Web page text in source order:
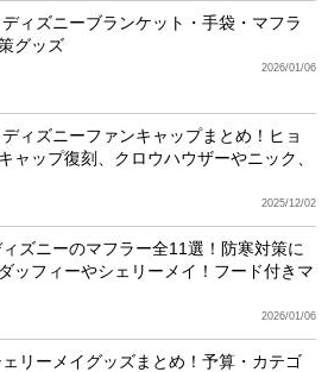
ディズニーブランケット・手袋・マフラ
グッズ
2026/01/06
ディズニーファンキャップまとめ！ヒョ
ャップ復刻、クロウハウザーやニック、
2025/12/02
ィズニーのマフラー全11選！防寒対策に
ッフィーやシェリーメイ！フード付きマ
2026/01/06
ェリーメイグッズまとめ！予算・カテゴ